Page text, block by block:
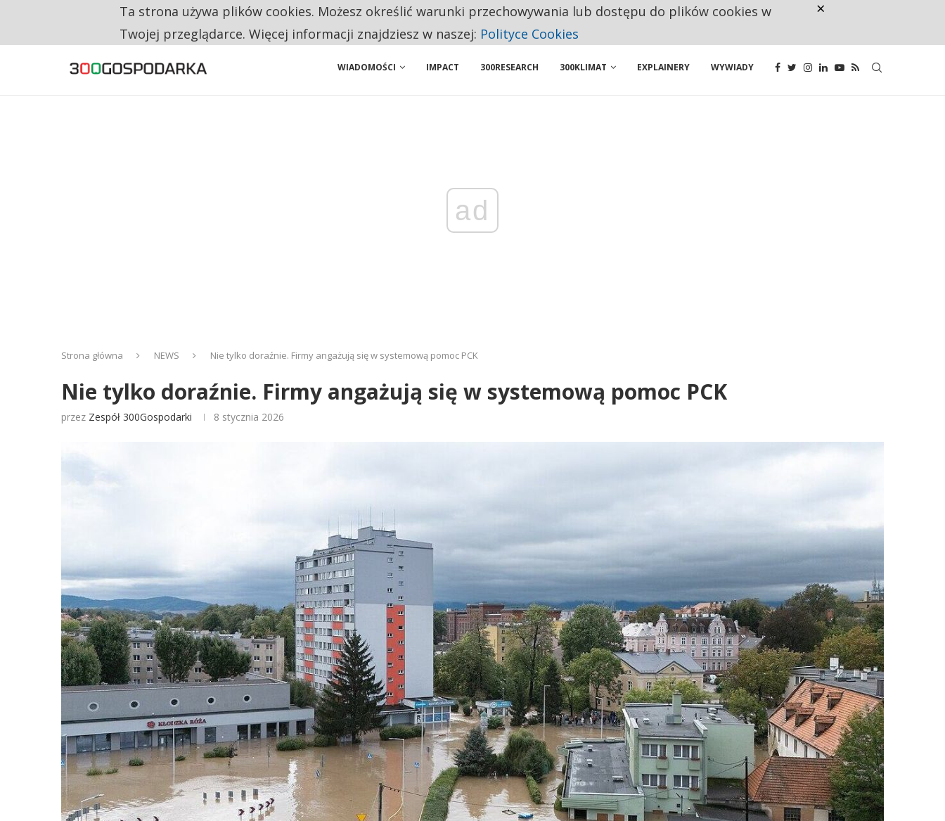
NA JEDEN WAKAT PRZYPADAJĄ 62 ZGŁOSZENIA. WIELU KANDYDATÓW NIE ROZPOCZYNA PRACY
WIADOMOŚCI IMPACT 300RESEARCH 300KLIMAT EXPLAINERY WYWIADY
ad
Strona główna NEWS Nie tylko doraźnie. Firmy angażują się w systemową pomoc PCK
Nie tylko doraźnie. Firmy angażują się w systemową pomoc PCK
przez Zespół 300Gospodarki 8 stycznia 2026
Ta strona używa plików cookies. Możesz określić warunki przechowywania lub dostępu do plików cookies w
Twojej przeglądarce. Więcej informacji znajdziesz w naszej: Polityce Cookies
×